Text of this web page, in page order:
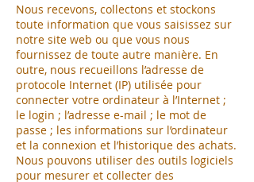
Nous recevons, collectons et stockons
toute information que vous saisissez sur
notre site web ou que vous nous
fournissez de toute autre manière. En
outre, nous recueillons l’adresse de
protocole Internet (IP) utilisée pour
connecter votre ordinateur à l’Internet ;
le login ; l’adresse e-mail ; le mot de
passe ; les informations sur l’ordinateur
et la connexion et l’historique des achats.
Nous pouvons utiliser des outils logiciels
pour mesurer et collecter des